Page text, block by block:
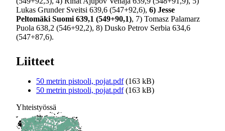
Lukas Grunder Sveitsi 639,6 (547+92,6), 6) Jesse
Peltomäki Suomi 639,1 (549+90,1), 7) Tomasz Palamarz
Puola 638,2 (546+92,2), 8) Dusko Petrov Serbia 634,6
(547+87,6).
Liitteet
50 metrin pistooli, pojat.pdf (163 kB)
50 metrin pistooli, pojat.pdf (163 kB)
Yhteistyössä